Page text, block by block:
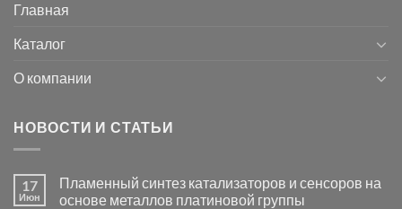
Главная
Каталог
О компании
НОВОСТИ И СТАТЬИ
17
Июн
Пламенный синтез катализаторов и сенсоров на
основе металлов платиновой группы